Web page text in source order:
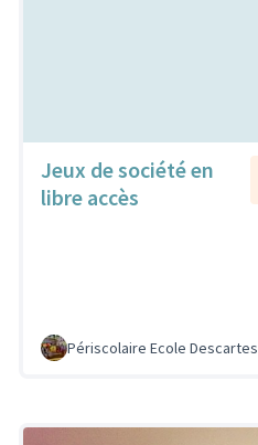
Jeux de société en
libre accès
Périscolaire Ecole Descartes